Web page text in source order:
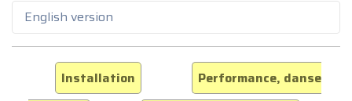
English version
Installation
Performance, danse